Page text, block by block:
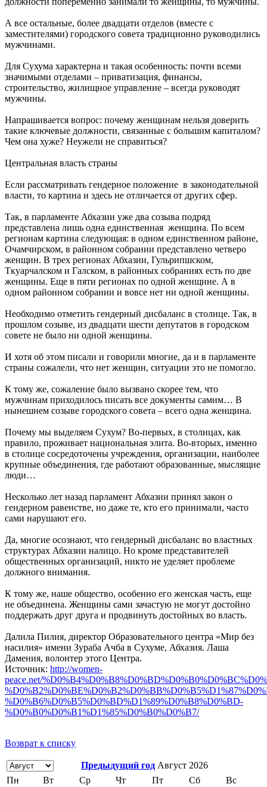
А все остальные, более двадцати отделов (вместе с
заместителями) городского совета традиционно руководились
мужчинами.
Для Сухума характерна и такая особенность: почти всеми
значимыми отделами – приватизация, финансы,
строительство, жилищное управление – всегда руководят
мужчины.
Напрашивается вопрос: почему женщинам нельзя доверить
такие ключевые должности, связанные с большим капиталом?
Чем она хуже? Неужели не справиться?
Центральная власть страны
Если рассматривать гендерное положение в законодательной
власти, то картина и здесь не отличается от других сфер.
Так, в парламенте Абхазии уже два созыва подряд
представлена лишь одна единственная женщина. По всем
регионам картина следующая: в одном единственном районе,
Очамчирском, в районном собрании представлено четверо
женщин. В трех регионах Абхазии, Гульрипшском,
Ткуарчалском и Галском, в районных собраниях есть по две
женщины. Еще в пяти регионах по одной женщине. А в
одном районном собрании и вовсе нет ни одной женщины.
Необходимо отметить гендерный дисбаланс в столице. Так, в
прошлом созыве, из двадцати шести депутатов в городском
совете не было ни одной женщины.
И хотя об этом писали и говорили многие, да и в парламенте
страны сожалели, что нет женщин, ситуации это не помогло.
К тому же, сожаление было вызвано скорее тем, что
мужчинам приходилось писать все документы самим… В
нынешнем созыве городского совета – всего одна женщина.
Почему мы выделяем Сухум? Во-первых, в столицах, как
правило, проживает национальная элита. Во-вторых, именно
в столице сосредоточены учреждения, организации, наиболее
крупные объединения, где работают образованные, мыслящие
люди…
Несколько лет назад парламент Абхазии принял закон о
гендерном равенстве, но даже те, кто его принимали, часто
сами нарушают его.
Да, многие осознают, что гендерный дисбаланс во властных
структурах Абхазии налицо. Но кроме представителей
общественных организаций, никто не уделяет проблеме
должного внимания.
К тому же, наше общество, особенно его женская часть, еще
не объединена. Женщины сами зачастую не могут достойно
поддержать друг друга и продвинуть достойных во власть.
Далила Пилия, директор Образовательного центра «Мир без
насилия» имени Зураба Ачба в Сухуме, Абхазия. Лаша
Дамения, волонтер этого Центра.
Источник: http://women-
peace.net/
%D0%B6%D0%B5%D0%BD%D1%89%D0%B8%D0%BD-
%D0%B0%D0%B1%D1%85%D0%B0%D0%B7/
Возврат к списку
Предыдущий год Август 2026
Пн
Вт Ср Чт Пт Сб
Вс